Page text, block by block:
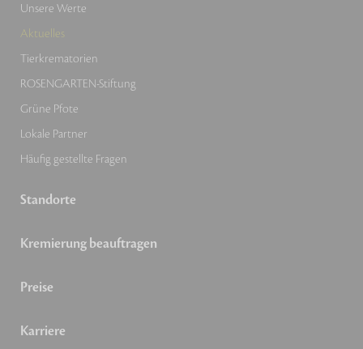
Unsere Werte
Aktuelles
Tierkrematorien
ROSENGARTEN-Stiftung
Grüne Pfote
Lokale Partner
Häufig gestellte Fragen
Standorte
Kremierung beauftragen
Preise
Karriere